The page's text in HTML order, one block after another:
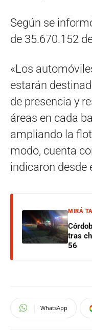
Según se
de 35.670.152
«Los
estarán
de presencia y
áreas en cada
ampliando la
modo, cuenta
indicaron desde
MIRÁ
tras
56
WhatsApp